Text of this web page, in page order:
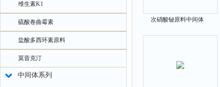
维生素K1
硫酸卷曲霉素
盐酸多西环素原料
莫昔克汀
中间体系列
次硝酸铋原料中间体